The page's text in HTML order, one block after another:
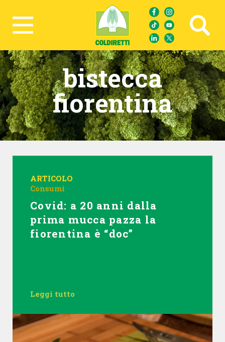
Ricerca avanzata
bistecca
fiorentina
ARTICOLO
Consumi
Covid: a 20 anni dalla
prima mucca pazza la
fiorentina è “doc”
Leggi tutto